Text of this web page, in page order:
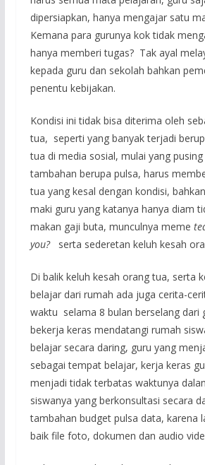
dipersiapkan, hanya mengajar satu
Kemana para gurunya kok tidak
hanya memberi tugas? Tak ayal
kepada guru dan sekolah bahkan
penentu kebijakan.
Kondisi ini tidak bisa diterima oleh
tua, seperti yang banyak terjadi
tua di media sosial, mulai yang
tambahan berupa pulsa, harus
tua yang kesal dengan kondisi,
maki guru yang katanya hanya diam
makan gaji buta, munculnya meme
you?serta sederetan keluh kesah
Di balik keluh kesah orang tua, serta
belajar dari rumah ada juga cerita-
waktu selama 8 bulan berselang dari
bekerja keras mendatangi rumah
belajar secara daring, guru yang
sebagai tempat belajar, kerja keras
menjadi tidak terbatas waktunya
siswanya yang berkonsultasi secara
tambahan budget pulsa data, karena
baik file foto, dokumen dan audio